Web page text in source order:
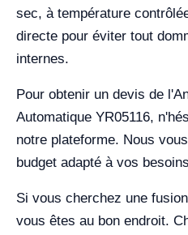
sec, à température
directe pour éviter tout
internes.
Pour obtenir un devis de
Automatique YR05116,
notre plateforme. Nous
budget adapté à vos
Si vous cherchez une
vous êtes au bon endroit.